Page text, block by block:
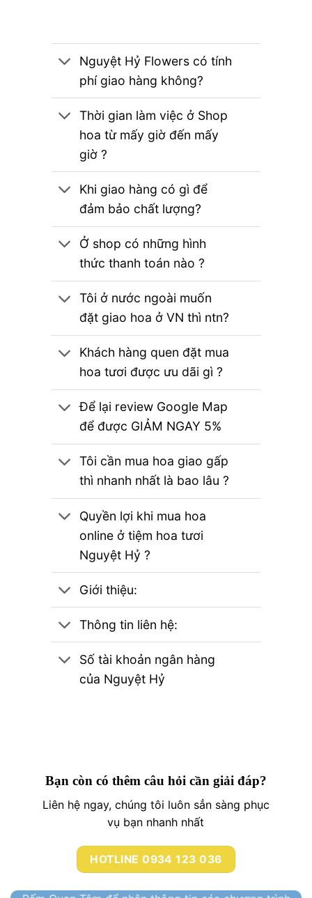
Nguyệt Hỷ Flowers có tính
phí giao hàng không?
Thời gian làm việc ở Shop
hoa từ mấy giờ đến mấy
giờ ?
Khi giao hàng có gì để
đảm bảo chất lượng?
Ở shop có những hình
thức thanh toán nào ?
Tôi ở nước ngoài muốn
đặt giao hoa ở VN thì ntn?
Khách hàng quen đặt mua
hoa tươi được ưu dãi gì ?
Để lại review Google Map
để được GIẢM NGAY 5%
Tôi cần mua hoa giao gấp
thì nhanh nhất là bao lâu ?
Quyền lợi khi mua hoa
online ở tiệm hoa tươi
Nguyệt Hỷ ?
Giới thiệu:
Thông tin liên hệ:
Số tài khoản ngân hàng
của Nguyệt Hỷ
Bạn còn có thêm câu hỏi cần giải đáp?
Liên hệ ngay, chúng tôi luôn sẳn sàng phục
vụ bạn nhanh nhất
HOTLINE 0934 123 036